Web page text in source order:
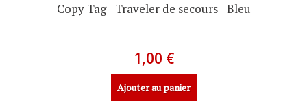
Copy Tag - Traveler de secours - Bleu
1,00 €
Ajouter au panier